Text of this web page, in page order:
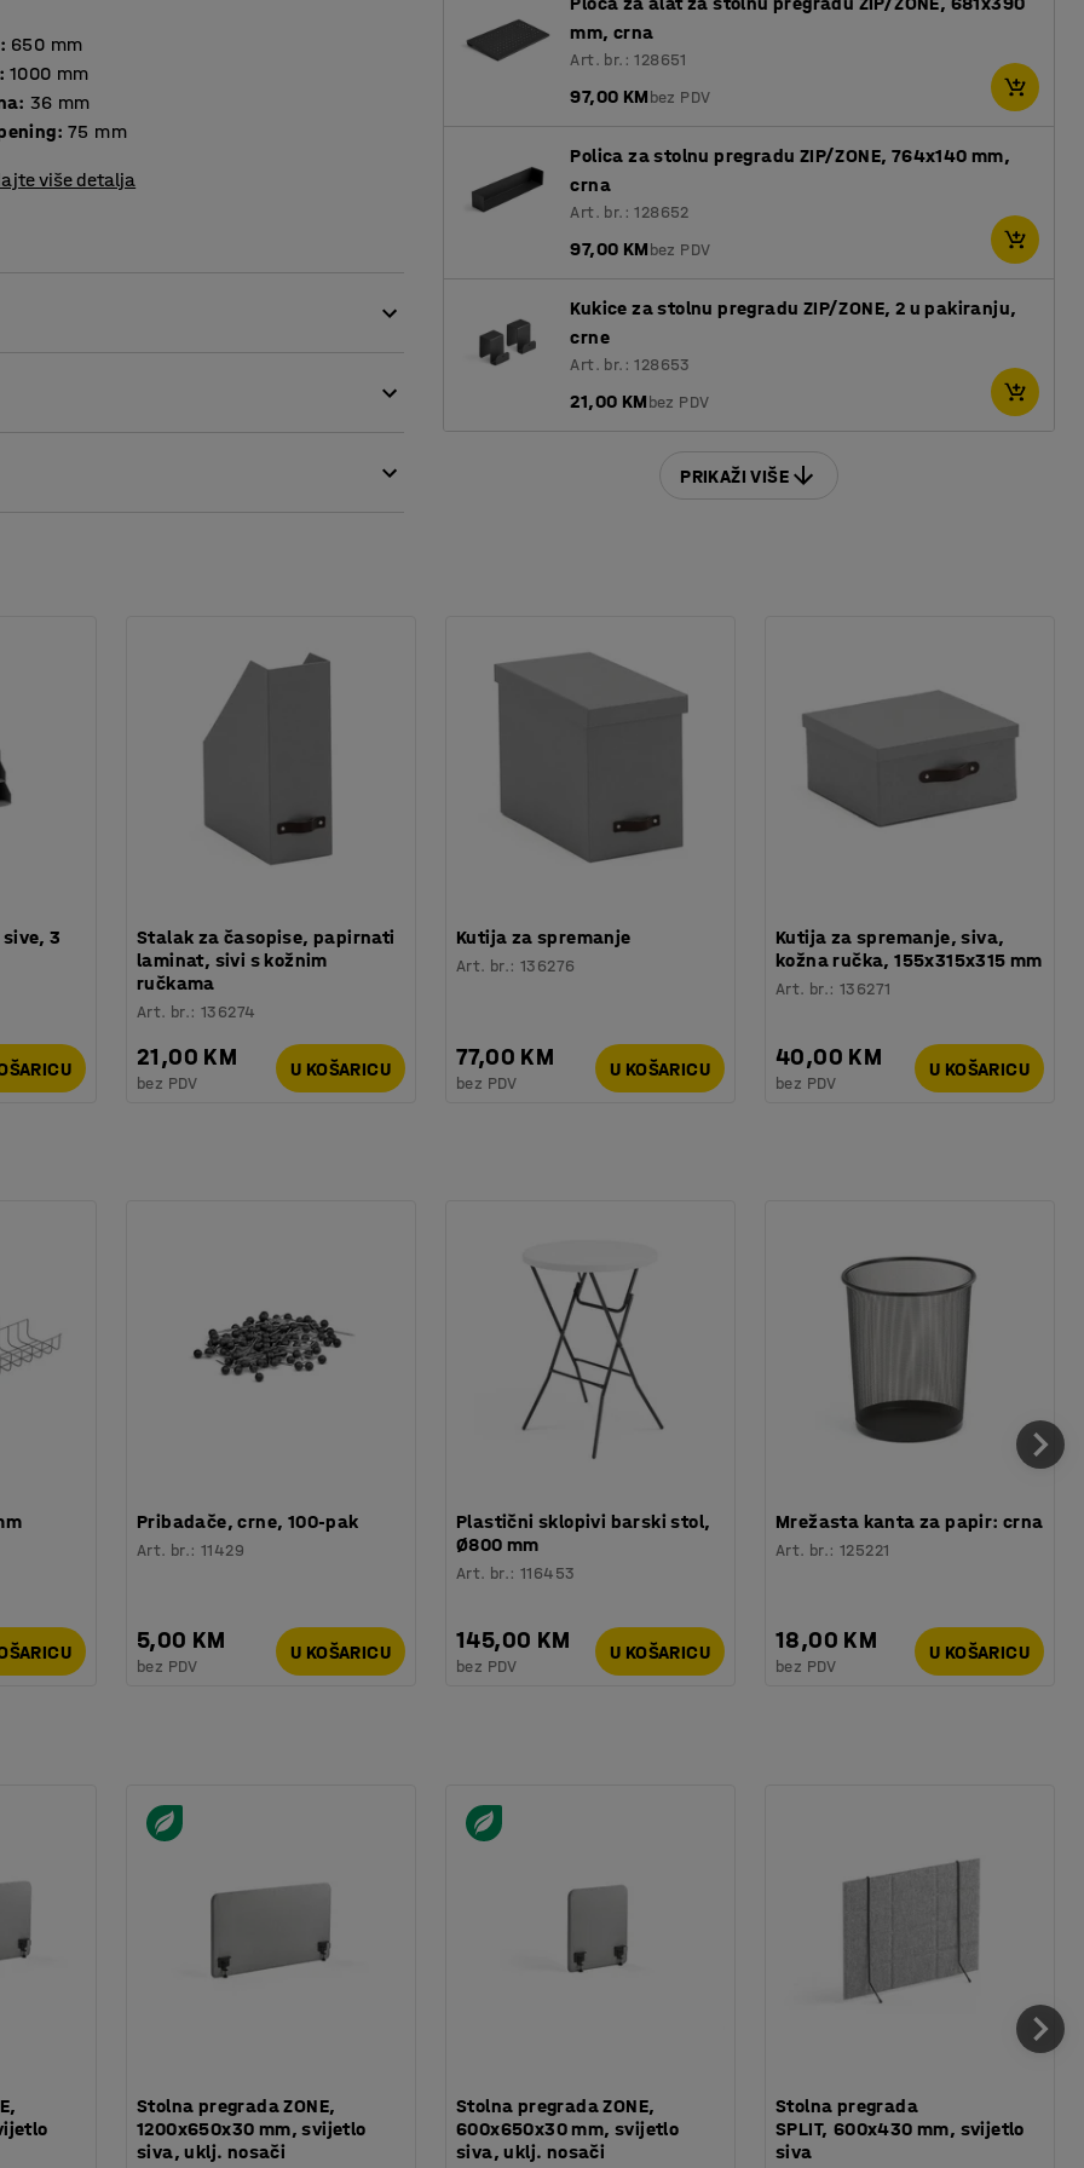
: 650 mm
: 1000 mm
: 36 mm
: 75 mm
više detalja
u otvorenim uredskim prostorima gdje je
Police su idealne za stvaranje
upija buku i prekrivene su izdržljivom
ovisno o tome koliko je pregrada potrebno.
dojam od podnih pregrada, a
mm, crna
Art. br.: 128651
97,00 KMbez PDV
Polica za stolnu pregradu ZIP/ZONE, 764x140 mm,
crna
Art. br.: 128652
97,00 KMbez PDV
Kukice za stolnu pregradu ZIP/ZONE, 2 u pakiranju,
crne
Art. br.: 128653
21,00 KMbez PDV
PRIKAŽI VIŠE
3
Stalak za časopise, papirnati
laminat, sivi s kožnim
ručkama
Art. br.:136274
21,00 KM
bez PDV
U KOŠARICU
Kutija za spremanje
Art. br.:136276
77,00 KM
bez PDV
U KOŠARICU
Kutija za spremanje, siva,
kožna ručka, 155x315x315 mm
Art. br.:136271
40,00 KM
bez PDV
U KOŠARICU
Pribadače, crne, 100-pak
Art. br.:11429
5,00 KM
bez PDV
U KOŠARICU
Plastični sklopivi barski stol,
Ø800 mm
Art. br.:116453
145,00 KM
bez PDV
U KOŠARICU
Mrežasta kanta za papir: crna
Art. br.:125221
18,00 KM
bez PDV
U KOŠARICU
Stolna pregrada ZONE,
1200x650x30 mm, svijetlo
siva, uklj. nosači
Stolna pregrada ZONE,
600x650x30 mm, svijetlo
siva, uklj. nosači
Stolna pregrada
SPLIT, 600x430 mm, svijetlo
siva